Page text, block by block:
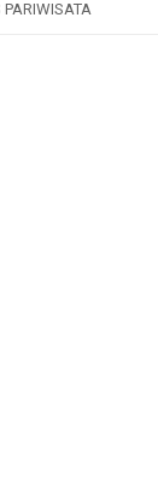
PARIWISATA